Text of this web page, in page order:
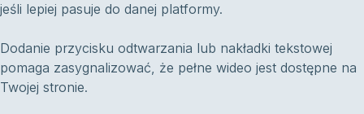
jeśli lepiej pasuje do danej platformy.
Dodanie przycisku odtwarzania lub nakładki tekstowej
pomaga zasygnalizować, że pełne wideo jest dostępne na
Twojej stronie.